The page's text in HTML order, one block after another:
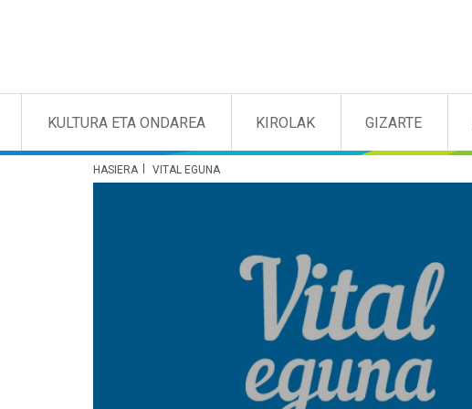
KULTURA ETA ONDAREA KIROLAK GIZARTE
HASIERA VITAL EGUNA